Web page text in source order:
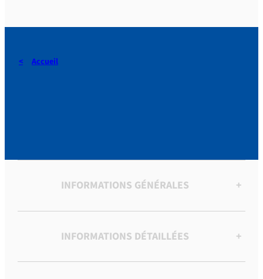
Accueil
INFORMATIONS GÉNÉRALES +
INFORMATIONS DÉTAILLÉES +